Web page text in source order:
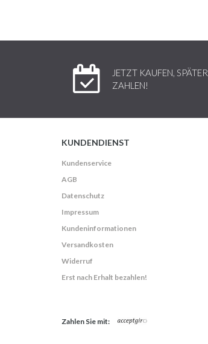
JETZT KAUFEN, SPÄTER
ZAHLEN!
KUNDENDIENST
Kundenservice
AGB
Datenschutz
Impressum
Kundeninformationen
Versandkosten
Widerruf
Erst nach Erhalt bezahlen!
Zahlen Sie mit: